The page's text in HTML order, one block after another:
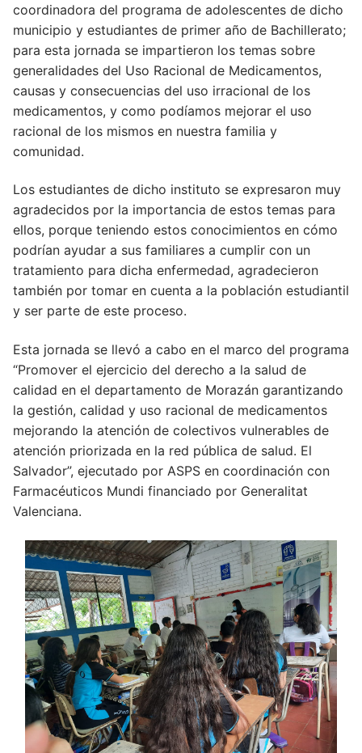
coordinadora del programa de adolescentes de dicho
municipio y estudiantes de primer año de Bachillerato;
para esta jornada se impartieron los temas sobre
generalidades del Uso Racional de Medicamentos,
causas y consecuencias del uso irracional de los
medicamentos, y como podíamos mejorar el uso
racional de los mismos en nuestra familia y
comunidad.
Los estudiantes de dicho instituto se expresaron muy
agradecidos por la importancia de estos temas para
ellos, porque teniendo estos conocimientos en cómo
podrían ayudar a sus familiares a cumplir con un
tratamiento para dicha enfermedad, agradecieron
también por tomar en cuenta a la población estudiantil
y ser parte de este proceso.
Esta jornada se llevó a cabo en el marco del programa
“Promover el ejercicio del derecho a la salud de
calidad en el departamento de Morazán garantizando
la gestión, calidad y uso racional de medicamentos
mejorando la atención de colectivos vulnerables de
atención priorizada en la red pública de salud. El
Salvador”, ejecutado por ASPS en coordinación con
Farmacéuticos Mundi financiado por Generalitat
Valenciana.